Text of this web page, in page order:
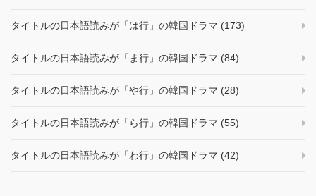
タイトルの日本語読みが「は行」の韓国ドラマ (173)
タイトルの日本語読みが「ま行」の韓国ドラマ (84)
タイトルの日本語読みが「や行」の韓国ドラマ (28)
タイトルの日本語読みが「ら行」の韓国ドラマ (55)
タイトルの日本語読みが「わ行」の韓国ドラマ (42)